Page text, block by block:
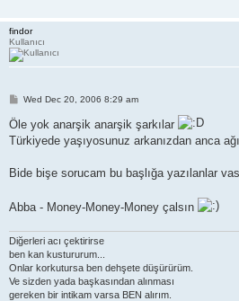
findor
Kullanıcı
P
s
t
Wed Dec 20, 2006 8:29 am
Öle yok anarşik anarşik şarkılar
Türkiyede yaşıyosunuz arkanızdan anca
Bide bişe sorucam bu başlığa yazılanlar
Abba - Money-Money-Money çalsın
Diğerleri acı çektirirse
ben kan kustururum...
Onlar korkutursa ben dehşete düşürürüm.
Ve sizden yada başkasından alınması
gereken bir intikam varsa BEN alırım.